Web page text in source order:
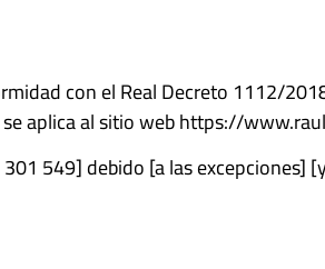
con el Real Decreto 1112/
aplica al sitio web https://
549] debido [a las excepciones]